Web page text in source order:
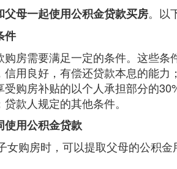
母一起使用公积金贷款买房。以
件
房需要满足一定的条件。这些
用良好，有偿还贷款本息的能
购房补贴的以个人承担部分的
款人规定的其他条件。
使用公积金贷款
女购房时，可以提取父母的公积